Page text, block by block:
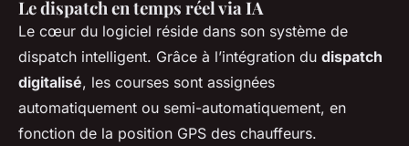
Le dispatch en temps réel via IA
Le cœur du logiciel réside dans son système de
dispatch intelligent. Grâce à l’intégration du dispatch
digitalisé, les courses sont assignées
automatiquement ou semi-automatiquement, en
fonction de la position GPS des chauffeurs.